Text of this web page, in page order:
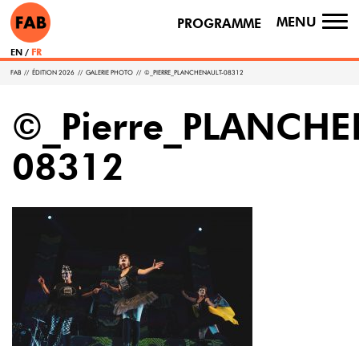
PROGRAMME MENU
EN FR
FAB // ÉDITION 2026 // GALERIE PHOTO // ©_PIERRE_PLANCHENAULT-08312
08312